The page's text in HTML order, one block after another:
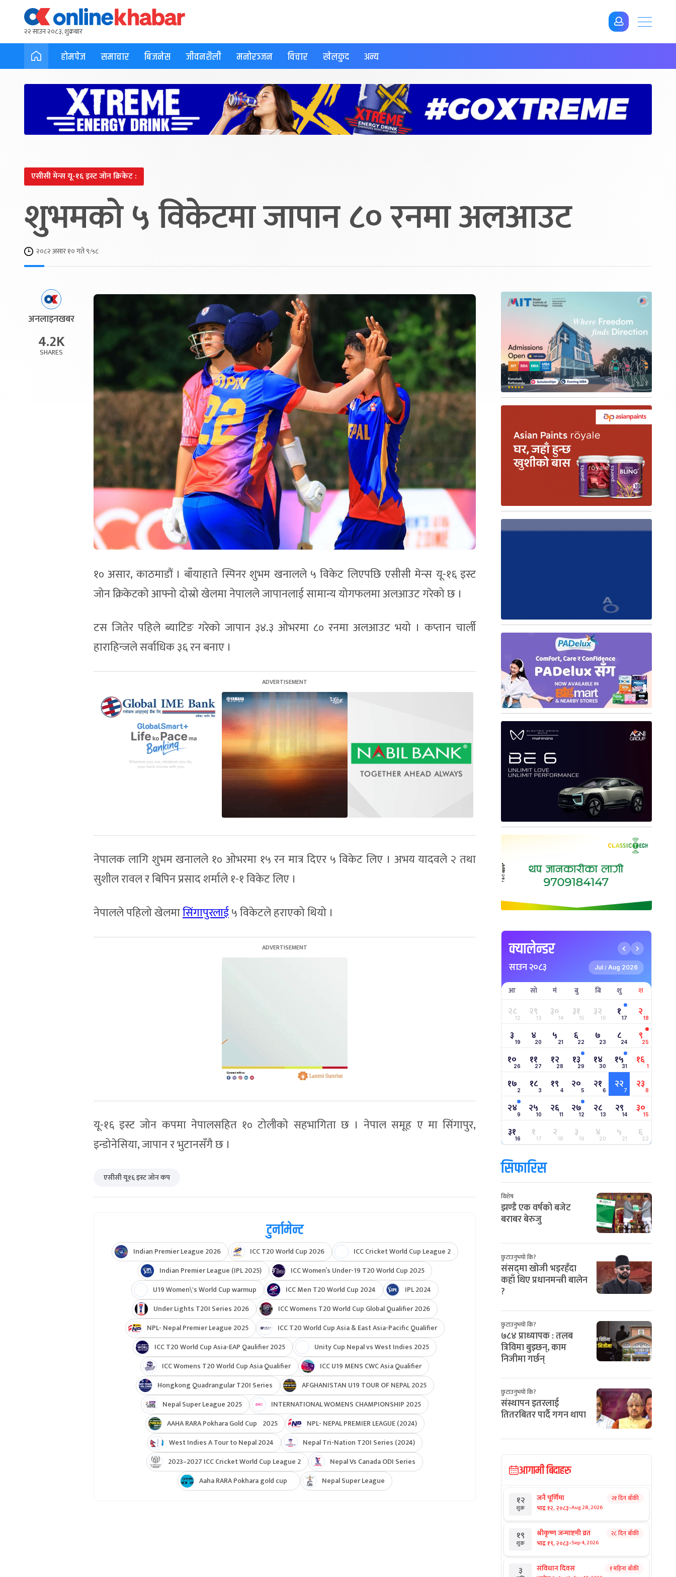
२२ साउन २०८३, शुक्रबार
होमपेज समाचार बिजनेस जीवनशैली मनोरञ्जन विचार खेलकुद अन्य
एसीसी मेन्स यू-१६ इस्ट जोन क्रिकेट :
शुभमको ५ विकेटमा जापान ८० रनमा अलआउट
२०८२ असार १० गते ९:५८
अनलाइनखबर
4.2K
SHARES
१० असार, काठमाडौं । बाँयाहाते स्पिनर शुभम खनालले ५ विकेट लिएपछि एसीसी मेन्स यू-१६ इस्ट
जोन क्रिकेटको आफ्नो दोस्रो खेलमा नेपालले जापानलाई सामान्य योगफलमा अलआउट गरेको छ ।
टस जितेर पहिले ब्याटिङ गरेको जापान ३४.३ ओभरमा ८० रनमा अलआउट भयो । कप्तान चार्ली
हाराहिन्जले सर्वाधिक ३६ रन बनाए ।
नेपालक लागि शुभम खनालले १० ओभरमा १५ रन मात्र दिएर ५ विकेट लिए । अभय यादवले २ तथा
सुशील रावल र बिपिन प्रसाद शर्माले १-१ विकेट लिए ।
नेपालले पहिलो खेलमासिंगापुरलाई५ विकेटले हराएको थियो ।
यू-१६ इस्ट जोन कपमा नेपालसहित १० टोलीको सहभागिता छ । नेपाल समूह ए मा सिंगापुर,
इन्डोनेसिया, जापान र भुटानसँगै छ ।
एसीसी यू१६ इस्ट जोन कप
टुर्नामेन्ट
Indian Premier League 2026 ICC T20 World Cup 2026
ICC Cricket World Cup League 2
Indian Premier League (IPL 2025)
ICC Women’s Under-19 T20 World Cup 2025
U19 Women\'s World Cup warmup
ICC Men T20 World Cup 2024
IPL 2024
Under Lights T20I Series 2026
ICC Womens T20 World Cup Global Qualifier 2026
NPL- Nepal Premier League 2025
ICC T20 World Cup Asia & East Asia-Pacific Qualifier
ICC T20 World Cup Asia-EAP Qaulifier 2025
Unity Cup Nepal vs West Indies 2025
ICC Womens T20 World Cup Asia Qualifier
ICC U19 MENS CWC Asia Qualifier
Hongkong Quadrangular T20I Series
AFGHANISTAN U19 TOUR OF NEPAL 2025
Nepal Super League 2025
INTERNATIONAL WOMENS CHAMPIONSHIP 2025
AAHA RARA Pokhara Gold Cup 2025
NPL- NEPAL PREMIER LEAGUE (2024)
West Indies A Tour to Nepal 2024
Nepal Tri-Nation T20I Series (2024)
2023–2027 ICC Cricket World Cup League 2
Nepal Vs Canada ODI Series
Aaha RARA Pokhara gold cup
Nepal Super League
क्यालेन्डर
साउन २०८३ Jul / Aug 2026
आ सो मं बु बि शु श
२८12 २९13 ३०14 ३१15 ३२16 १17 २18
३ 19 ४20 ५ 21 ६22 ७23 ८24 ९25
१०26 ११27 १२28 १३29 १४30 १५31 १६ 1
१७2 १८3 १९ 4 २०5 २१6 २२7 २३8
२४9 २५10 २६11 २७12 २८13 २९14 ३०15
३१16 १17 २18 ३19 ४20 ५21 ६22
सिफारिस
विशेष
झण्डै एक वर्षको बजेट
बराबर बेरुजु
छुटाउनुभयो कि?
संसद्‌मा खोजी भइरहँदा
कहाँ थिए प्रधानमन्त्री बालेन
?
छुटाउनुभयो कि?
७८४ प्राध्यापक : तलब
त्रिविमा बुझ्छन्, काम
निजीमा गर्छन्
छुटाउनुभयो कि?
संस्थापन इतरलाई
तितरबितर पार्दै गगन थापा
आगामी बिदाहरु
१२
शुक्र
जनै पूर्णिमा
भाद्र १२, २०८३-Aug 28, 2026
२१ दिन बाँकी
१९
शुक्र
श्रीकृष्ण जन्माष्टमी व्रत
भाद्र १९, २०८३-Sep 4, 2026
२८ दिन बाँकी
३ संविधान दिवस १ महिना बाँकी